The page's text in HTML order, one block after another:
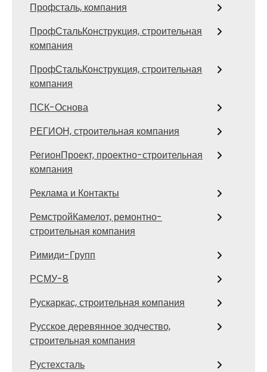
Профсталь, компания
ПрофСтальКонструкция, строительная
компания
ПрофСтальКонструкция, строительная
компания
ПСК-Основа
РЕГИОН, строительная компания
РегионПроект, проектно-строительная
компания
Реклама и Контакты
РемстройКамелот, ремонтно-
строительная компания
Римиди-Групп
РСМУ-8
Рускаркас, строительная компания
Русское деревянное зодчество,
строительная компания
Рустехсталь